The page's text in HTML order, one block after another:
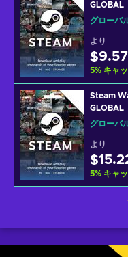
GLOBAL
グローバ
より
$9.57
5% キャ
Steam
GLOBAL
グローバ
より
5% キャ